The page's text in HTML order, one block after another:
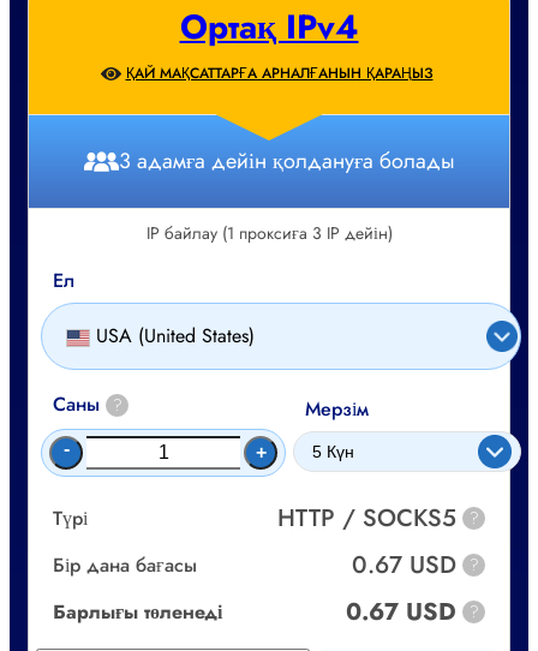
Ортақ IPv4
ҚАЙ МАҚСАТТАРҒА АРНАЛҒАНЫН ҚАРАҢЫЗ
3 адамға дейін қолдануға болады
IP байлау (1 проксиға 3 IP дейін)
Ел
USA (United States)
Саны ?
- +
Мерзім
Түрі HTTP / SOCKS5 ?
Бір дана бағасы 0.67 USD ?
Барлығы төленеді 0.67 USD ?